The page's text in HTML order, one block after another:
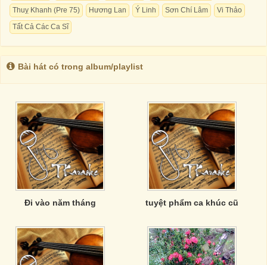
Thuỵ Khanh (Pre 75)
Hương Lan Ý Linh Sơn Chí Lâm
Vi Thảo
Tất Cả Các Ca Sĩ
Bài hát có trong album/playlist
Đi vào năm tháng tuyệt phẩm ca khúc cũ